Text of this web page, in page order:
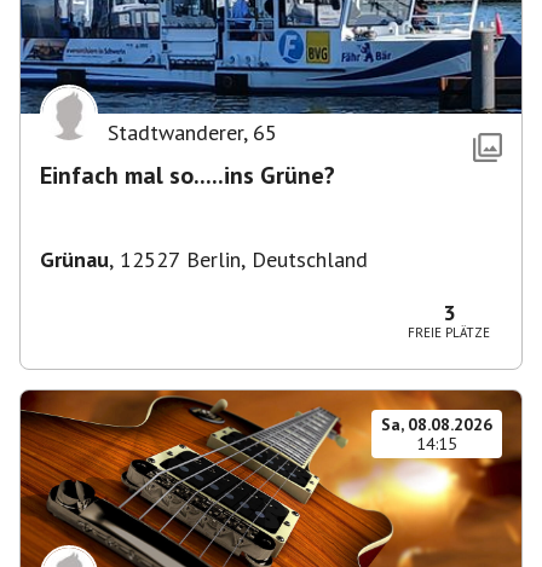
Stadtwanderer, 65
Einfach mal so.....ins Grüne?
Grünau, 12527 Berlin, Deutschland
3
FREIE PLÄTZE
Sa, 08.08.2026
14:15